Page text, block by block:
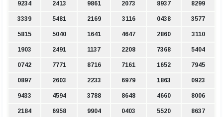
9234 2413 9861 2073 8937 8299
3339 5481 2169 3116 0438 3577
5815 5040 1641 4647 2860 3110
1903 2491 1137 2208 7368 5404
0742 7771 8716 7161 1652 7945
0897 2603 2233 6979 1863 0923
9433 4594 3788 8648 4660 8006
2184 6958 9904 0403 5520 8637